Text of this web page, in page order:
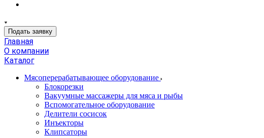
Подать заявку
Главная
О компании
Каталог
Мясоперерабатывающее оборудование
Блокорезки
Вакуумные массажеры для мяса и рыбы
Вспомогательное оборудование
Делители сосисок
Инъекторы
Клипсаторы